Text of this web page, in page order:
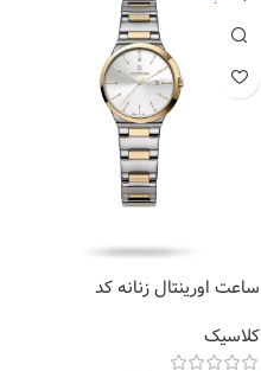
ساعت اورینتال زنانه کد
کلاسیک